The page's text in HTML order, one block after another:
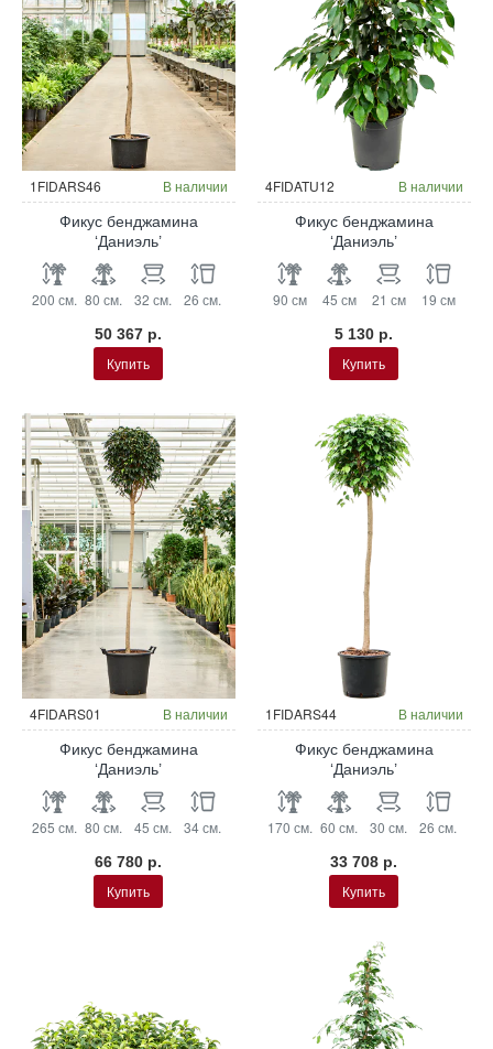
Гидропоника
1FIDARS46 В наличии
Фикус бенджамина
‘Даниэль’
200 см. 80 см. 32 см. 26 см.
50 367 р.
Купить
4FIDATU12 В наличии
Фикус бенджамина
‘Даниэль’
90 см 45 см 21 см 19 см
5 130 р.
Купить
4FIDARS01 В наличии
Фикус бенджамина
‘Даниэль’
265 см. 80 см. 45 см. 34 см.
66 780 р.
Купить
Гидропоника
1FIDARS44 В наличии
Фикус бенджамина
‘Даниэль’
170 см. 60 см. 30 см. 26 см.
33 708 р.
Купить